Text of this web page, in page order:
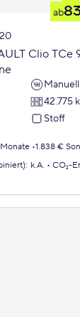
ab
Clio TCe
Manuell
42.775
Stoff
1.838 €
: k.A.
CO₂-